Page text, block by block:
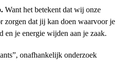
Want het betekent dat wij onze
zorgen dat jij kan doen waarvoor je
en je energie wijden aan je zaak.
onafhankelijk onderzoek